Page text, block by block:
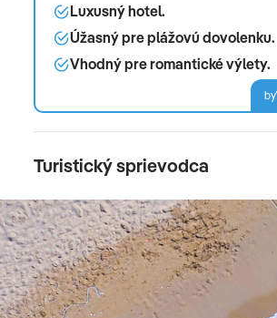
Luxusný hotel.
Úžasný pre plážovú dovolenku.
Vhodný pre romantické výlety.
by
Turistický sprievodca